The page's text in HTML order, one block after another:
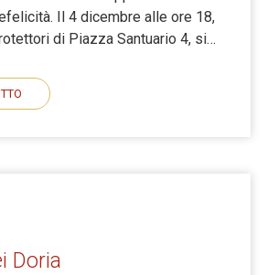
Il 4 dicembre alle ore 18,
di Piazza Santuario 4, si…
Doria